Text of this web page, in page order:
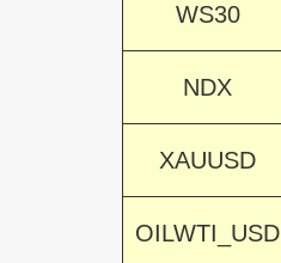
WS30
NDX
XAUUSD
OILWTI_USD